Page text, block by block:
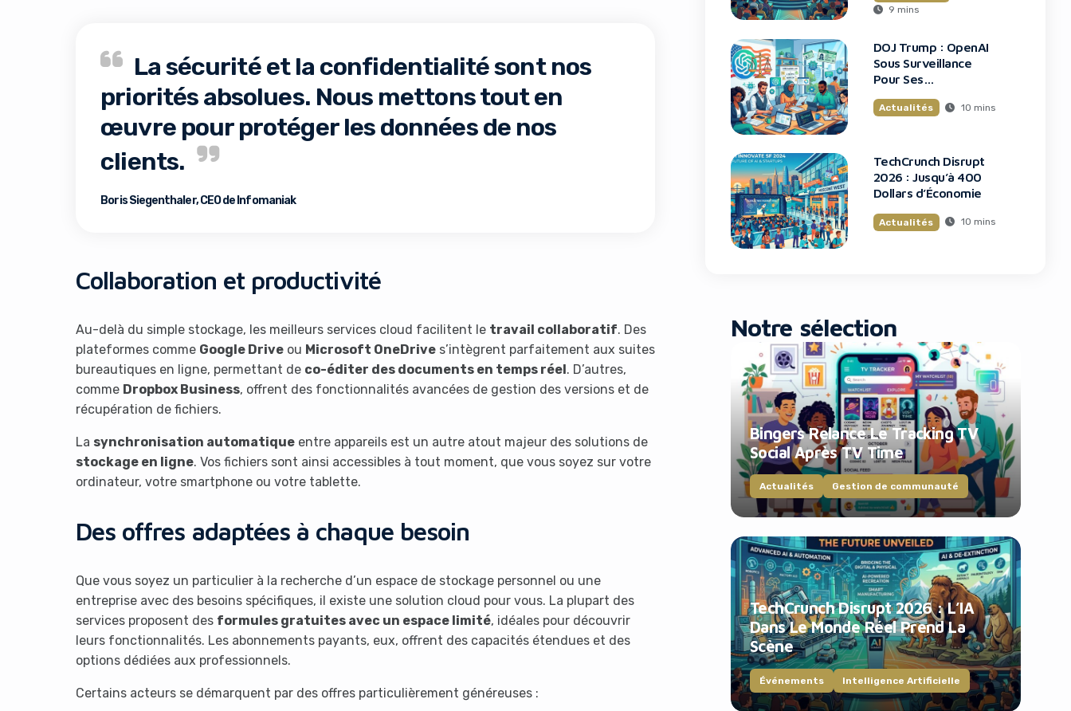
La sécurité et la confidentialité sont nos
priorités absolues. Nous mettons tout en
œuvre pour protéger les données de nos
clients.
Boris Siegenthaler, CEO de Infomaniak
Collaboration et productivité
Au-delà du simple stockage, les meilleurs services cloud facilitent le travail collaboratif. Des
plateformes comme Google Driveou Microsoft OneDrives’intègrent parfaitement aux suites
bureautiques en ligne, permettant de co-éditer des documents en temps réel. D’autres,
comme Dropbox Business, offrent des fonctionnalités avancées de gestion des versions et de
récupération de fichiers.
La synchronisation automatiqueentre appareils est un autre atout majeur des solutions de
stockage en ligne. Vos fichiers sont ainsi accessibles à tout moment, que vous soyez sur votre
ordinateur, votre smartphone ou votre tablette.
Des offres adaptées à chaque besoin
Que vous soyez un particulier à la recherche d’un espace de stockage personnel ou une
entreprise avec des besoins spécifiques, il existe une solution cloud pour vous. La plupart des
services proposent des formules gratuites avec un espace limité, idéales pour découvrir
leurs fonctionnalités. Les abonnements payants, eux, offrent des capacités étendues et des
options dédiées aux professionnels.
Certains acteurs se démarquent par des offres particulièrement généreuses :
9 mins
DOJ Trump : OpenAI
Sous Surveillance
Pour Ses
Actualités 10 mins
TechCrunch Disrupt
2026 : Jusqu’à 400
Dollars d’Économie
Actualités 10 mins
Notre sélection
Bingers Relance Le Tracking TV
Social Après TV Time
Actualités Gestion de communauté
TechCrunch Disrupt 2026 : L’IA
Dans Le Monde Réel Prend La
Scène
Événements Intelligence Artificielle
It looks like you're using an ad-blocker!
Yes, I will turn off Ad-Blocker No Thanks